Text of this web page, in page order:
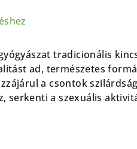
tradicionális
ad, természetes
a csontok
serkenti a szexuális